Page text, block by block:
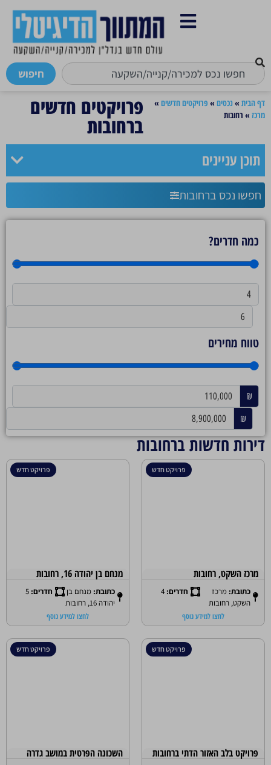
חיפוש
דף הבית »נכסים » פרויקטים חדשים »
מרכז » רחובות פרויקטים חדשים
ברחובות
תוכן עניינים
חפשו נכס ברחובות
כמה חדרים?
טווח מחירים
₪
₪
דירות חדשות ברחובות
פרויקט חדש
מרכז השקט, רחובות
כתובת: מרכז
השקט, רחובות
חדרים: 4
לחצו למידע נוסף
פרויקט חדש
מנחם בן יהודה 16, רחובות
כתובת: מנחם בן
יהודה 16, רחובות
חדרים: 5
לחצו למידע נוסף
פרויקט חדש
פרויקט בלב האזור הדתי ברחובות
פרויקט חדש
השכונה הפרטית במושב גדרה